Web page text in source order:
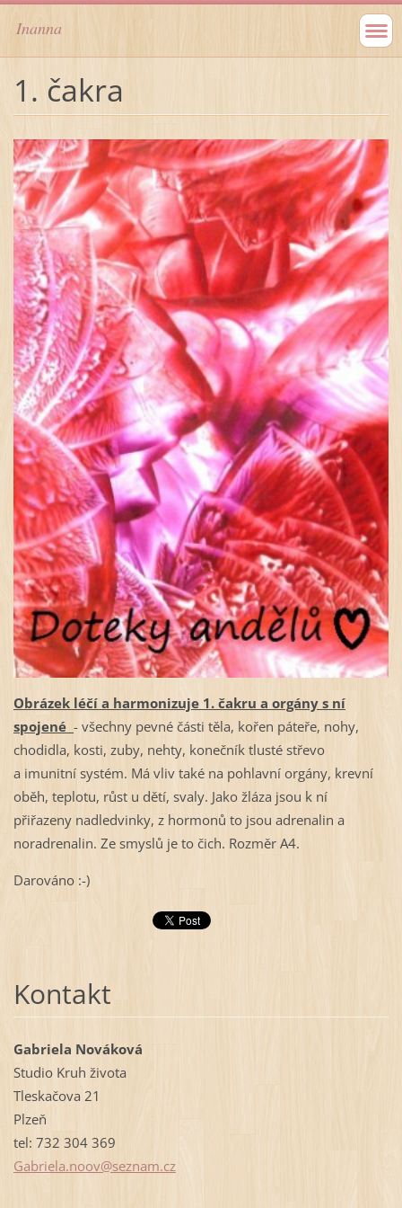
Inanna
1. čakra
Obrázek léčí a harmonizuje 1. čakru a orgány s ní
spojené - všechny pevné části těla, kořen páteře, nohy,
chodidla, kosti, zuby, nehty, konečník tlusté střevo
a imunitní systém. Má vliv také na pohlavní orgány, krevní
oběh, teplotu, růst u dětí, svaly. Jako žláza jsou k ní
přiřazeny nadledvinky, z hormonů to jsou adrenalin a
noradrenalin. Ze smyslů je to čich. Rozměr A4.
Darováno :-)
Kontakt
Gabriela Nováková
Studio Kruh života
Tleskačova 21
Plzeň
tel: 732 304 369
Gabriela.noov@seznam.cz